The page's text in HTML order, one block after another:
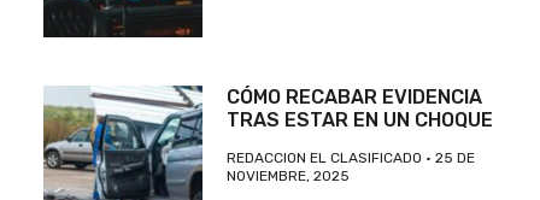
CÓMO RECABAR EVIDENCIA
TRAS ESTAR EN UN CHOQUE
REDACCION EL CLASIFICADO
25 DE
NOVIEMBRE, 2025